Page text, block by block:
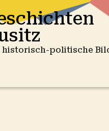
historisch-politische